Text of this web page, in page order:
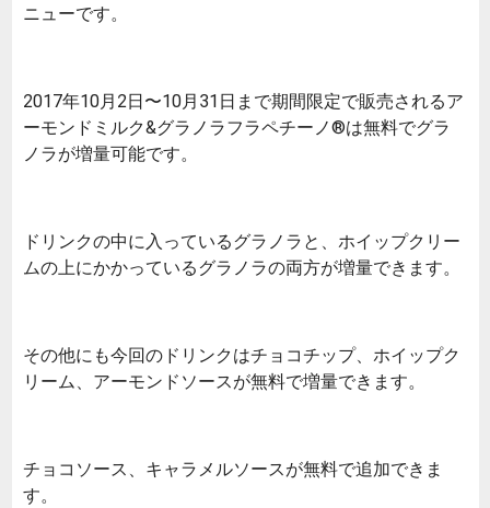
ニューです。
2017年10月2日〜10月31日まで期間限定で販売されるア
ーモンドミルク&グラノラフラペチーノ®は無料でグラ
ノラが増量可能です。
ドリンクの中に入っているグラノラと、ホイップクリー
ムの上にかかっているグラノラの両方が増量できます。
その他にも今回のドリンクはチョコチップ、ホイップク
リーム、アーモンドソースが無料で増量できます。
チョコソース、キャラメルソースが無料で追加できま
す。